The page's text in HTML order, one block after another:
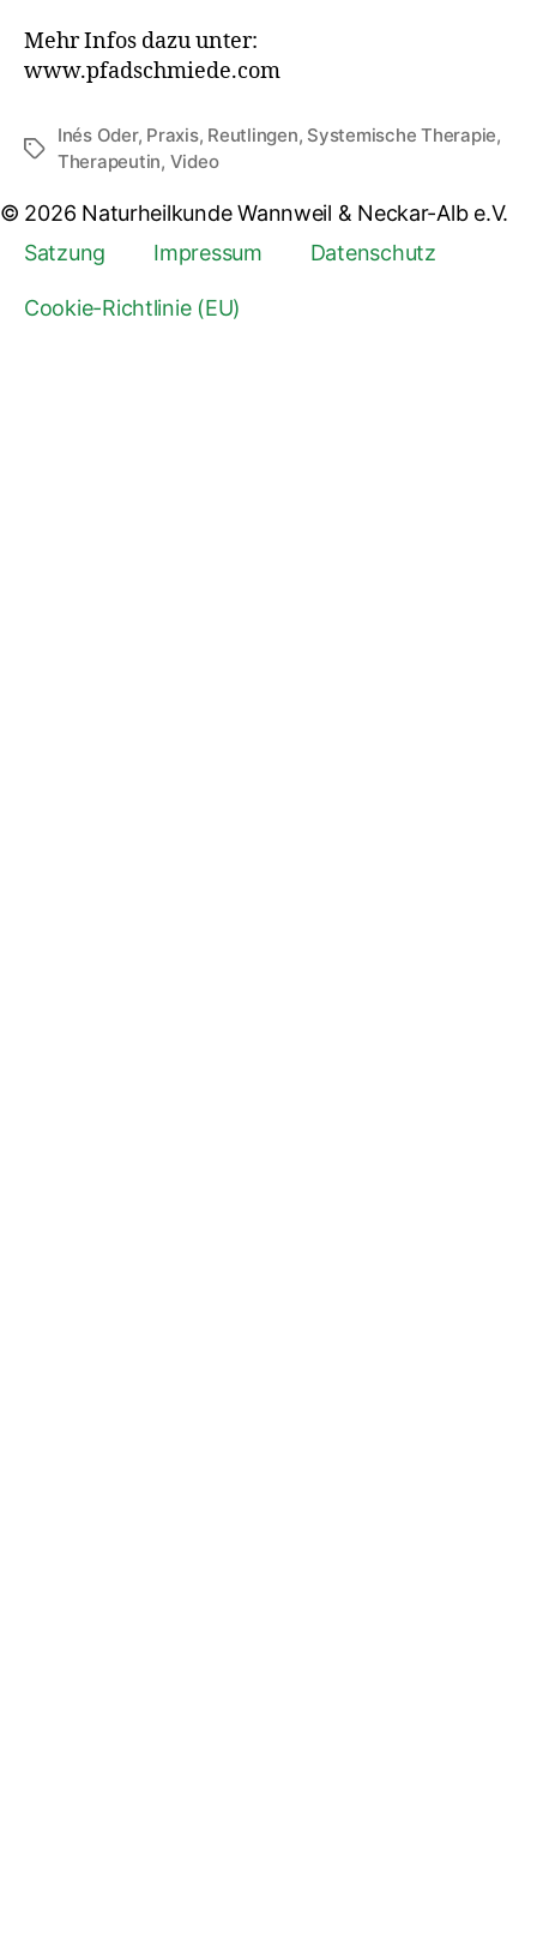
Mehr Infos dazu unter:
www.pfadschmiede.com
Inés Oder, Praxis, Reutlingen, Systemische Therapie,
Therapeutin, Video
© 2026 Naturheilkunde Wannweil & Neckar-Alb e.V.
Satzung
Impressum Datenschutz
Cookie-Richtlinie (EU)